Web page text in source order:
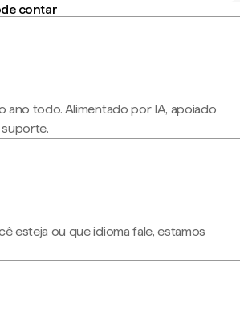
contar
ano todo. Alimentado por IA, apoiado
esteja ou que idioma fale, estamos